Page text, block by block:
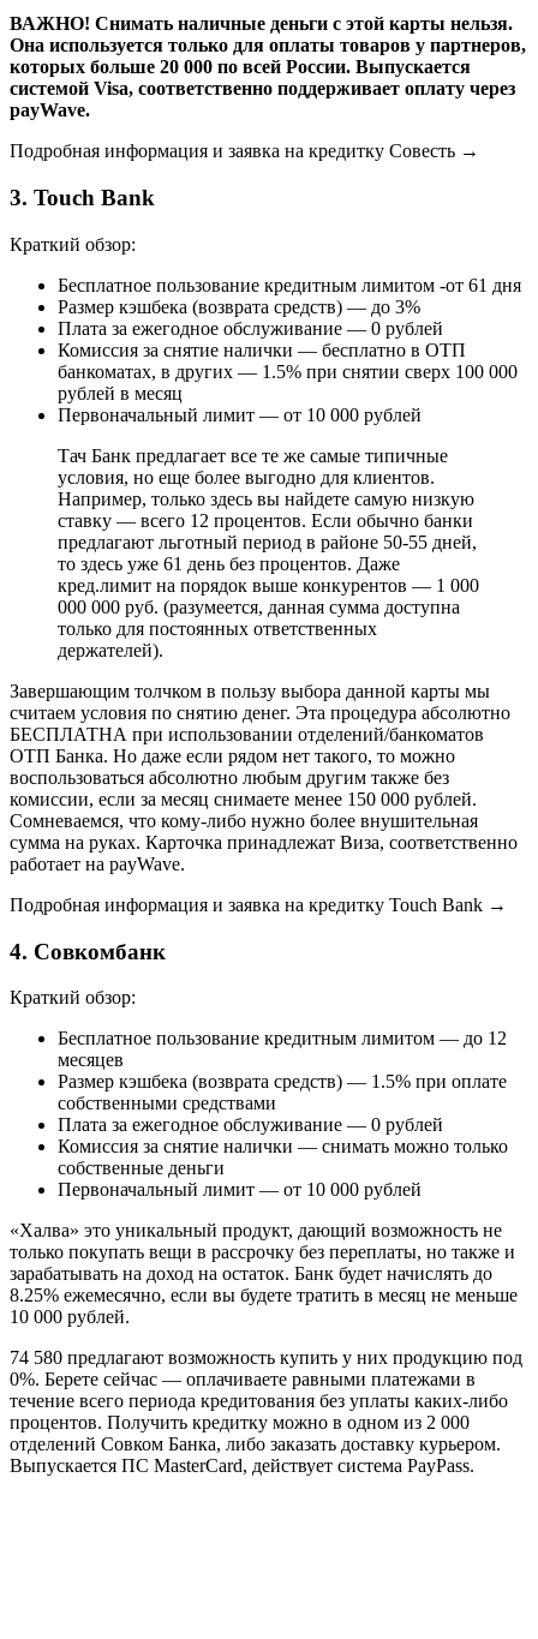
ВАЖНО! Снимать наличные деньги с этой карты нельзя.
Она используется только для оплаты товаров у партнеров,
которых больше 20 000 по всей России. Выпускается
системой Visa, соответственно поддерживает оплату через
payWave.
Подробная информация и заявка на кредитку Совесть →
3. Touch Bank
Краткий обзор:
Бесплатное пользование кредитным лимитом -от 61 дня
Размер кэшбека (возврата средств) — до 3%
Плата за ежегодное обслуживание — 0 рублей
Комиссия за снятие налички — бесплатно в ОТП
банкоматах, в других — 1.5% при снятии сверх 100 000
рублей в месяц
Первоначальный лимит — от 10 000 рублей
Тач Банк предлагает все те же самые типичные
условия, но еще более выгодно для клиентов.
Например, только здесь вы найдете самую низкую
ставку — всего 12 процентов. Если обычно банки
предлагают льготный период в районе 50-55 дней,
то здесь уже 61 день без процентов. Даже
кред.лимит на порядок выше конкурентов — 1 000
000 000 руб. (разумеется, данная сумма доступна
только для постоянных ответственных
держателей).
Завершающим толчком в пользу выбора данной карты мы
считаем условия по снятию денег. Эта процедура абсолютно
БЕСПЛАТНА при использовании отделений/банкоматов
ОТП Банка. Но даже если рядом нет такого, то можно
воспользоваться абсолютно любым другим также без
комиссии, если за месяц снимаете менее 150 000 рублей.
Сомневаемся, что кому-либо нужно более внушительная
сумма на руках. Карточка принадлежат Виза, соответственно
работает на payWave.
Подробная информация и заявка на кредитку Touch Bank →
4. Совкомбанк
Краткий обзор:
Бесплатное пользование кредитным лимитом — до 12
месяцев
Размер кэшбека (возврата средств) — 1.5% при оплате
собственными средствами
Плата за ежегодное обслуживание — 0 рублей
Комиссия за снятие налички — снимать можно только
собственные деньги
Первоначальный лимит — от 10 000 рублей
«Халва» это уникальный продукт, дающий возможность не
только покупать вещи в рассрочку без переплаты, но также и
зарабатывать на доход на остаток. Банк будет начислять до
8.25% ежемесячно, если вы будете тратить в месяц не меньше
10 000 рублей.
74 580 предлагают возможность купить у них продукцию под
0%. Берете сейчас — оплачиваете равными платежами в
течение всего периода кредитования без уплаты каких-либо
процентов. Получить кредитку можно в одном из 2 000
отделений Совком Банка, либо заказать доставку курьером.
Выпускается ПС MasterCard, действует система PayPass.